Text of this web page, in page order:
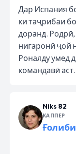
Дар Испания
ки таҷрибаи
доранд.
нигаронӣ ҷой
Роналду умед
командавӣ аст.
Niks 82
КАППЕР